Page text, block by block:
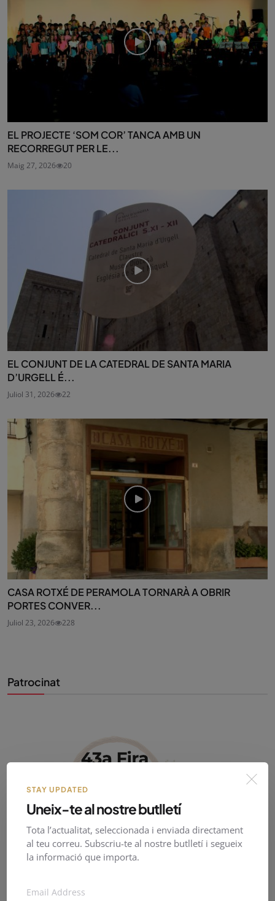
EL PROJECTE ‘SOM COR’ TANCA AMB UN
RECORREGUT PER LE...
Maig 27, 2026 20
EL CONJUNT DE LA CATEDRAL DE SANTA MARIA
D’URGELL É...
Juliol 31, 2026 22
CASA ROTXÉ DE PERAMOLA TORNARÀ A OBRIR
PORTES CONVER...
Juliol 23, 2026 228
Patrocinat
STAY UPDATED
Uneix-te al nostre butlletí
Tota l’actualitat, seleccionada i enviada directament
al teu correu. Subscriu-te al nostre butlletí i segueix
la informació que importa.